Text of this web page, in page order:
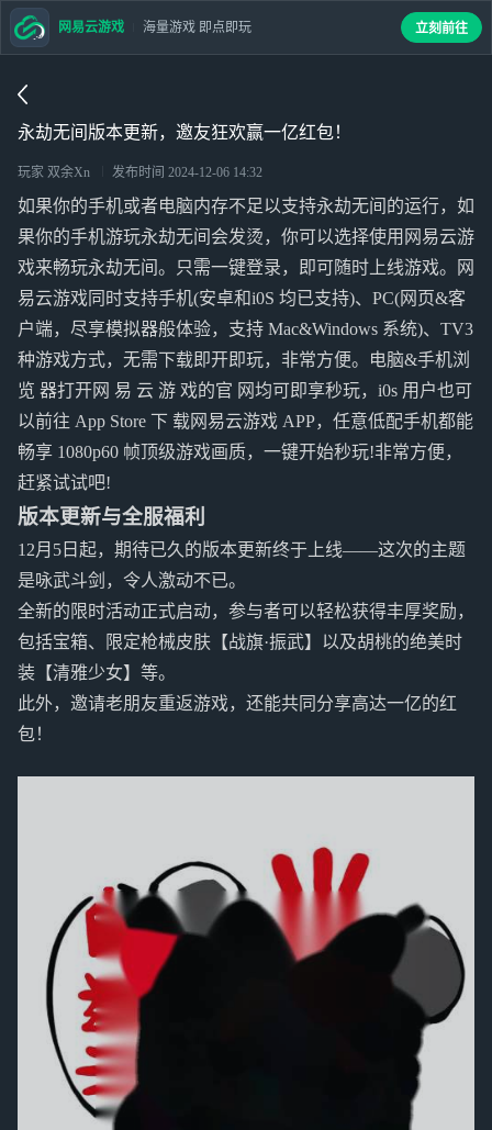
永劫无间版本更新，邀友狂欢赢一亿红包！
玩家 双余Xn 发布时间 2024-12-06 14:32
如果你的手机或者电脑内存不足以支持永劫无间的运行，如
果你的手机游玩永劫无间会发烫，你可以选择使用网易云游
戏来畅玩永劫无间。只需一键登录，即可随时上线游戏。网
易云游戏同时支持手机(安卓和i0S 均已支持)、PC(网页&客
户端，尽享模拟器般体验，支持 Mac&Windows 系统)、TV3
种游戏方式，无需下载即开即玩，非常方便。电脑&手机浏
览 器打开网 易 云 游 戏的官 网均可即享秒玩，i0s 用户也可
以前往 App Store 下 载网易云游戏 APP，任意低配手机都能
畅享 1080p60 帧顶级游戏画质，一键开始秒玩!非常方便，
赶紧试试吧!
版本更新与全服福利
12月5日起，期待已久的版本更新终于上线——这次的主题
是咏武斗剑，令人激动不已。
全新的限时活动正式启动，参与者可以轻松获得丰厚奖励，
包括宝箱、限定枪械皮肤【战旗·振武】以及胡桃的绝美时
装【清雅少女】等。
此外，邀请老朋友重返游戏，还能共同分享高达一亿的红
包！
网易云游戏 海量游戏 即点即玩 立刻前往